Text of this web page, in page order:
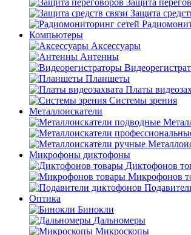
Защита
Защита
Компьютеры
Аксессуары
Антенны
Планшеты
Платы
Системы зрения
Металлоискатели
Микрофоны диктофоны
Диктофонов
Микрофонов
Оптика
Бинокли
Дальномеры
Микроскопы